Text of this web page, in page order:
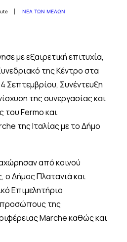
ΝΕΑ ΤΩΝ ΜΕΛΩΝ
με εξαιρετική επιτυχία,
της Κέντρο στα
Σεπτεμβρίου, Συνέντευξη
της συνεργασίας και
του Fermo και
της Ιταλίας με το Δήμο
από κοινού
ο Δήμος Πλατανιά και
Επιμελητήριο
της
Marche καθώς και